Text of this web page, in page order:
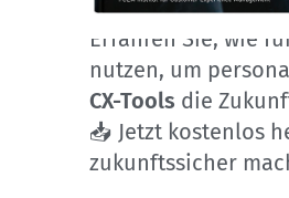
Erfahren Sie, wie
nutzen, um
CX-Tools die
📥 Jetzt kostenlos
zukunftssicher